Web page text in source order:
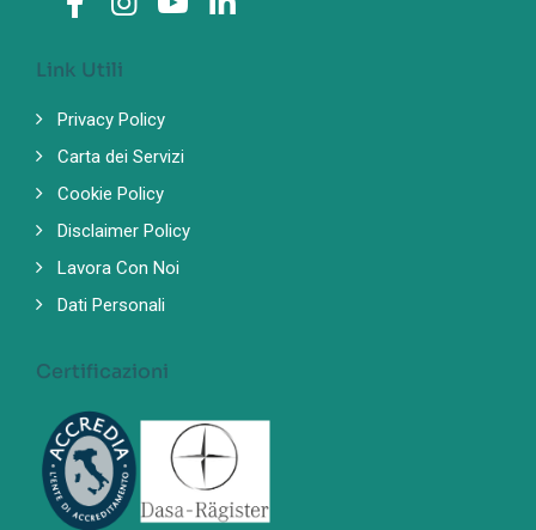
Link Utili
Privacy Policy
Carta dei Servizi
Cookie Policy
Disclaimer Policy
Lavora Con Noi
Dati Personali
Certificazioni